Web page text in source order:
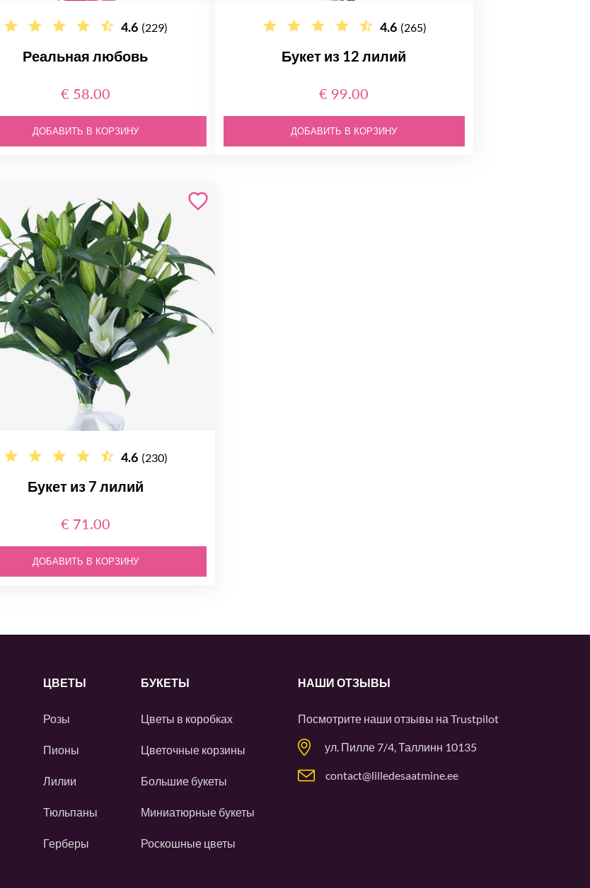
4.6 (229)
Реальная любовь
€ 58.00
ДОБАВИТЬ В КОРЗИНУ
4.6 (265)
Букет из 12 лилий
€ 99.00
ДОБАВИТЬ В КОРЗИНУ
4.6 (230)
Букет из 7 лилий
€ 71.00
ДОБАВИТЬ В КОРЗИНУ
ЦВЕТЫ
Розы
Пионы
Лилии
Тюльпаны
Герберы
БУКЕТЫ
Цветы в коробках
Цветочные корзины
Большие букеты
Миниатюрные букеты
Роскошные цветы
НАШИ ОТЗЫВЫ
Посмотрите наши отзывы на Trustpilot
ул. Пилле 7/4, Таллинн 10135
contact@lilledesaatmine.ee